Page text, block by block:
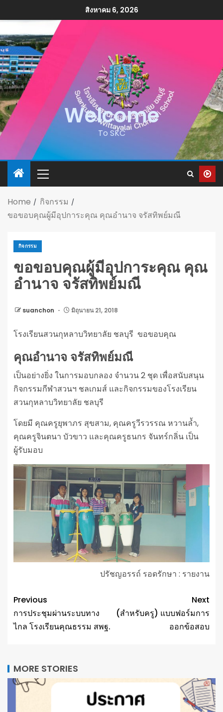
สิงหาคม 6, 2026
Welcome
To SKC
Home
กิจกรรม
ขอขอบคุณผู้มีอุปการะคุณ คุณอำนาจ จรัสทิพย์มณี
กิจกรรม
ขอขอบคุณผู้มีอุปการะคุณ คุณ
อำนาจ จรัสทิพย์มณี
suanchon มิถุนายน 21, 2018
โรงเรียนสวนกุหลาบวิทยาลัย ชลบุรี ขอขอบคุณ
คุณอำนาจ จรัสทิพย์มณี
เป็นอย่างยิ่ง ในการมอบกลอง จำนวน 2 ชุด เพื่อสนับสนุน
กิจกรรมกีฬาสวนฯ ชลเกมส์ และกิจกรรมของโรงเรียน
สวนกุหลาบวิทยาลัย ชลบุรี
โดยมี คุณครูยุพาภร สุขสาม, คุณครูวีรวรรณ หวานล้ำ,
คุณครูจินตนา บัวขาว และคุณครูธนกร จันทร์กลิ่น เป็น
ผู้รับมอบ
ปรัชญอรรถ์ รอดรักษา : รายงาน
Previous
การประชุมผ่านระบบทาง
ไกล โรงเรียนคุณธรรม สพฐ.
Next
(สำหรับครู) แบบฟอร์มการ
ออกข้อสอบ
MORE STORIES